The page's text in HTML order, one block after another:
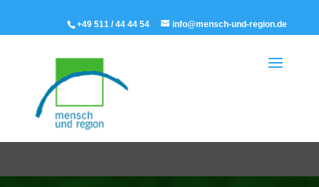
+49 511 / 44 44 54 info@mensch-und-region.de